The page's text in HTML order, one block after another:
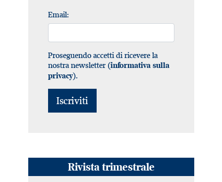
Email:
Proseguendo accetti di ricevere la
nostra newsletter (informativa sulla
privacy).
Rivista trimestrale